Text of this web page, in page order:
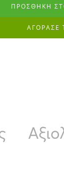
ΠΡΟΣΘΉΚΗ
ΑΓΟΡΑΣΕ